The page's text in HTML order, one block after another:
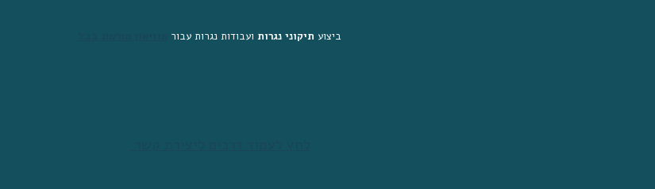
ביצוע תיקוני נגרות ועבודות נגרות עבור